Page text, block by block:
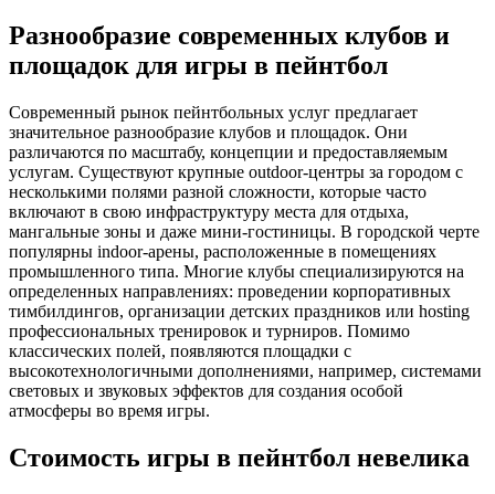
Разнообразие современных клубов и
площадок для игры в пейнтбол
Современный рынок пейнтбольных услуг предлагает
значительное разнообразие клубов и площадок. Они
различаются по масштабу, концепции и предоставляемым
услугам. Существуют крупные outdoor-центры за городом с
несколькими полями разной сложности, которые часто
включают в свою инфраструктуру места для отдыха,
мангальные зоны и даже мини-гостиницы. В городской черте
популярны indoor-арены, расположенные в помещениях
промышленного типа. Многие клубы специализируются на
определенных направлениях: проведении корпоративных
тимбилдингов, организации детских праздников или hosting
профессиональных тренировок и турниров. Помимо
классических полей, появляются площадки с
высокотехнологичными дополнениями, например, системами
световых и звуковых эффектов для создания особой
атмосферы во время игры.
Стоимость игры в пейнтбол невелика